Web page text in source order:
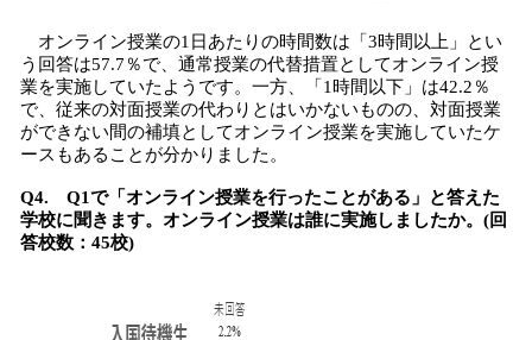
オンライン授業の1日あたりの時間数は「3時間以上」とい
う回答は57.7％で、通常授業の代替措置としてオンライン授
業を実施していたようです。一方、「1時間以下」は42.2％
で、従来の対面授業の代わりとはいかないものの、対面授業
ができない間の補填としてオンライン授業を実施していたケ
ースもあることが分かりました。
Q4. Q1で「オンライン授業を行ったことがある」と答えた
学校に聞きます。オンライン授業は誰に実施しましたか。(回
答校数：45校)